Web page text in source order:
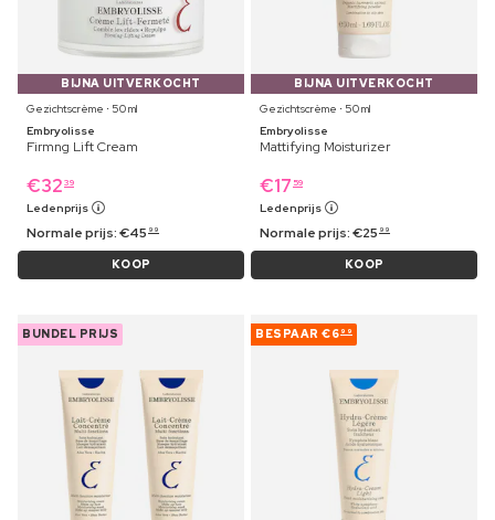
BIJNA UITVERKOCHT
Gezichtscrème ⋅ 50 ml
Embryolisse
Firmng Lift Cream
€32 39
Ledenprijs
Normale prijs:€45 99
KOOP
BIJNA UITVERKOCHT
Gezichtscrème ⋅ 50 ml
Embryolisse
Mattifying Moisturizer
€17 59
Ledenprijs
Normale prijs:€25 99
KOOP
BUNDEL PRIJS BESPAAR €6 99